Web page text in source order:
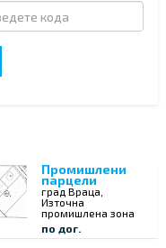
Промишлени
парцели
град Враца,
Източна
промишлена зона
по дог.